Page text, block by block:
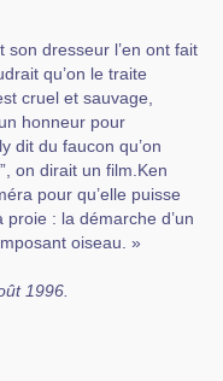
dresseur l’en ont fait
qu’on le traite
cruel et sauvage,
honneur pour
dit du faucon qu’on
on dirait un film.Ken
pour qu’elle puisse
: la démarche d’un
oiseau. »
1996.